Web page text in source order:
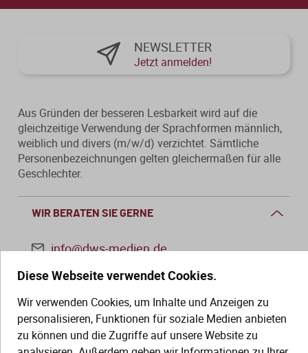
Diese Webseite verwendet Cookies.
Wir verwenden Cookies, um Inhalte und Anzeigen zu
personalisieren, Funktionen für soziale Medien anbieten
zu können und die Zugriffe auf unsere Website zu
WIR BERATEN SIE GERNE
info@dws-medien.de
+49 (0)30 2888 56-6
Mo.–Do. 08:00–16:00 Uhr
Fr. 08:00–13:30 Uhr
NEWSLETTER
Jetzt anmelden!
Aus Gründen der besseren Lesbarkeit wird auf die
gleichzeitige Verwendung der Sprachformen männlich,
weiblich und divers (m/w/d) verzichtet. Sämtliche
Personenbezeichnungen gelten gleichermaßen für alle
Geschlechter.